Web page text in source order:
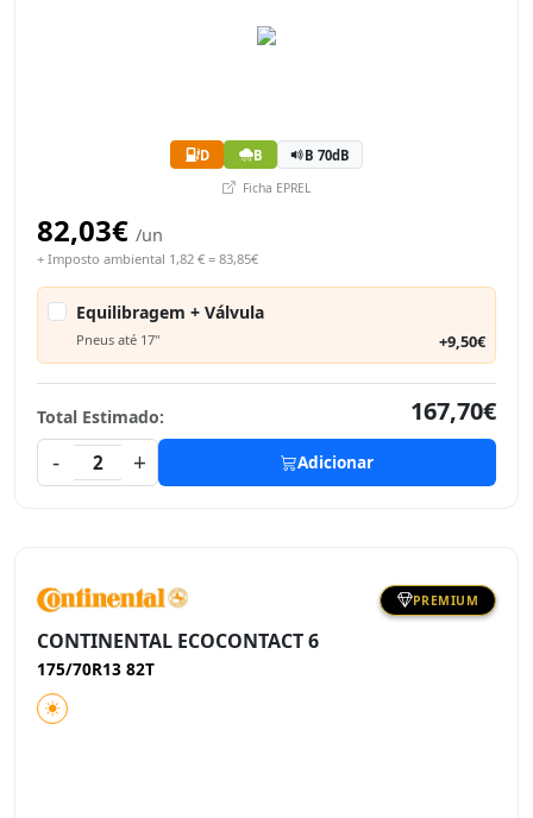
D B B 70dB
Ficha EPREL
82,03€ /un
+ Imposto ambiental 1,82 € = 83,85€
Equilibragem + Válvula
Pneus até 17" +9,50€
Total Estimado:
167,70€
-
2 + Adicionar
PREMIUM
CONTINENTAL ECOCONTACT 6
175/70R13 82T